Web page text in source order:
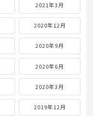
2021年3月
2020年12月
2020年9月
2020年6月
2020年3月
2019年12月